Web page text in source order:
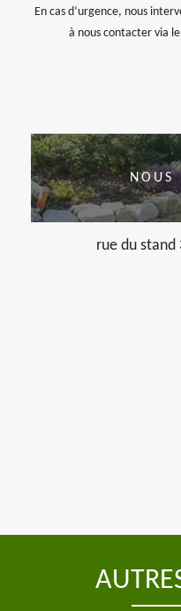
En cas d’urgence, nous
à nous contacter via
NOUS
rue du stand